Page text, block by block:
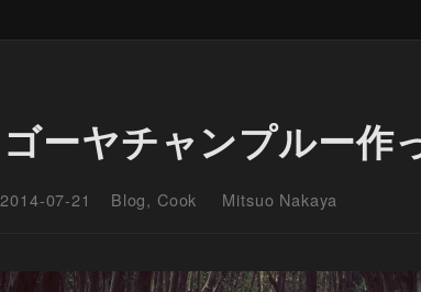
ゴーヤチャンプルー作
2014-07-21 Blog, Cook Mitsuo Nakaya